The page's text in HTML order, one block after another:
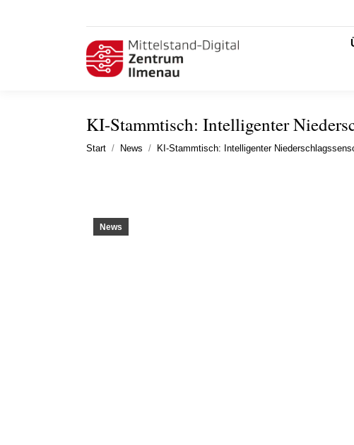
KI-Stammtisch: Intelligenter
Sie befinden sich hier:
Start News KI-Stammtisch: Intelligenter
News